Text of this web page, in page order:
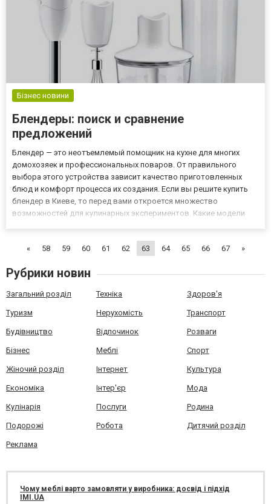
Бізнес новини
Блендеры: поиск и сравнение
предложений
Блендер — это неотъемлемый помощник на кухне для многих
домохозяек и профессиональных поваров. От правильного
выбора этого устройства зависит качество приготовленных
блюд и комфорт процесса их создания. Если вы решите купить
блендер в Киеве, то перед вами откроется множество
возможностей для кулинарных экспериментов. Какие модели
Каждый из них...
« 58 59 60 61 62 63 64 65 66 67 »
Рубрики новин
Загальний розділ Техніка Здоров'я
Туризм Нерухомість Транспорт
Будівництво Відпочинок Розваги
Бізнес Меблі Спорт
Жіночий розділ Інтернет Культура
Економіка Інтер'єр Мода
Кулінарія Послуги Родина
Подорожі Робота Дитячий розділ
Реклама
Чому меблі варто замовляти у виробника: досвід і підхід
IMI.UA